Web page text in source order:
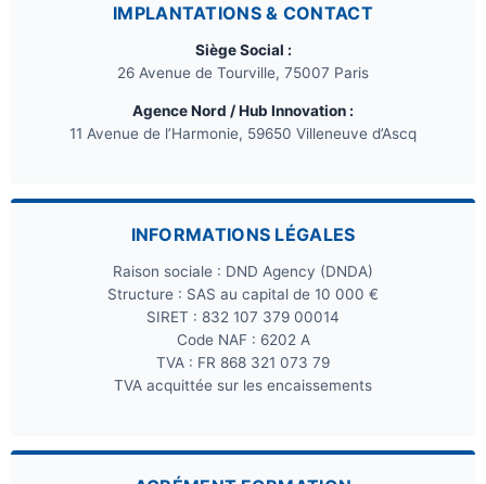
IMPLANTATIONS & CONTACT
Siège Social :
26 Avenue de Tourville, 75007 Paris
Agence Nord / Hub Innovation :
11 Avenue de l’Harmonie, 59650 Villeneuve d’Ascq
INFORMATIONS LÉGALES
Raison sociale : DND Agency (DNDA)
Structure : SAS au capital de 10 000 €
SIRET : 832 107 379 00014
Code NAF : 6202 A
TVA : FR 868 321 073 79
TVA acquittée sur les encaissements